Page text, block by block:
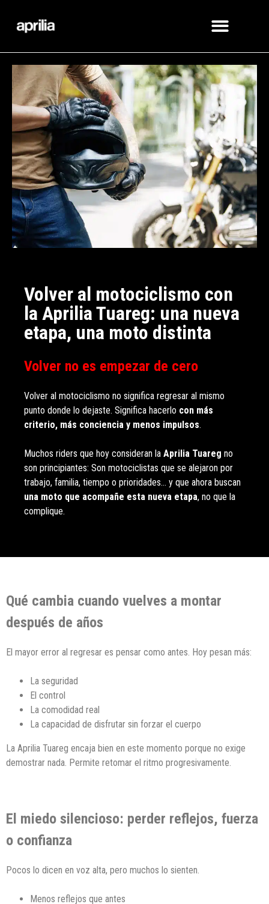
Volver al motociclismo con
la Aprilia Tuareg: una nueva
etapa, una moto distinta
Volver no es empezar de cero
Volver al motociclismo no significa regresar al mismo
punto donde lo dejaste. Significa hacerlo con más
criterio, más conciencia y menos impulsos.
Muchos riders que hoy consideran la Aprilia Tuareg no
son principiantes: Son motociclistas que se alejaron por
trabajo, familia, tiempo o prioridades… y que ahora buscan
una moto que acompañe esta nueva etapa, no que la
complique.
Qué cambia cuando vuelves a montar
después de años
El mayor error al regresar es pensar como antes. Hoy pesan más:
La seguridad
El control
La comodidad real
La capacidad de disfrutar sin forzar el cuerpo
La Aprilia Tuareg encaja bien en este momento porque no exige
demostrar nada. Permite retomar el ritmo progresivamente.
El miedo silencioso: perder reflejos, fuerza
o confianza
Pocos lo dicen en voz alta, pero muchos lo sienten.
Menos reflejos que antes